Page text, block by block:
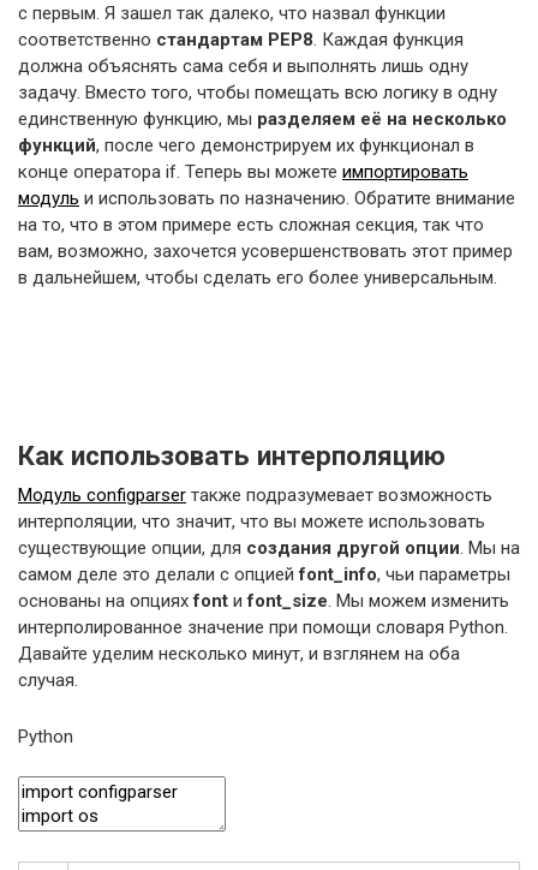
с первым. Я зашел так далеко, что назвал функции
соответственно стандартам PEP8. Каждая функция
должна объяснять сама себя и выполнять лишь одну
задачу. Вместо того, чтобы помещать всю логику в одну
единственную функцию, мы разделяем её на несколько
функций, после чего демонстрируем их функционал в
конце оператора if. Теперь вы можете импортировать
модуль и использовать по назначению. Обратите внимание
на то, что в этом примере есть сложная секция, так что
вам, возможно, захочется усовершенствовать этот пример
в дальнейшем, чтобы сделать его более универсальным.
Как использовать интерполяцию
Модуль configparser также подразумевает возможность
интерполяции, что значит, что вы можете использовать
существующие опции, для создания другой опции. Мы на
самом деле это делали с опциейfont_info, чьи параметры
основаны на опцияхfont иfont_size. Мы можем изменить
интерполированное значение при помощи словаря Python.
Давайте уделим несколько минут, и взглянем на оба
случая.
Python